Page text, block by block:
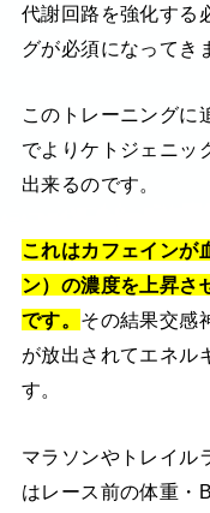
代謝回路を強化する
グが必須になってき
このトレーニングに
でよりケトジェニッ
出来るのです。
これはカフェインが
ン）の濃度を上昇さ
です。 その結果交感
が放出されてエネル
す。
マラソンやトレイル
はレース前の体重・